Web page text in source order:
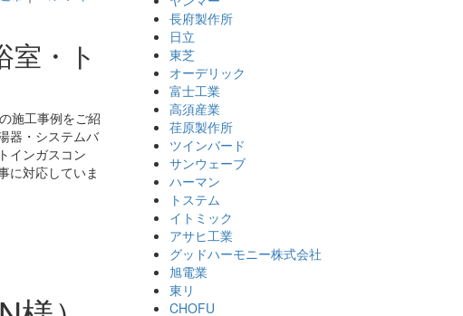
・ト
施工事例をご紹
器・システムバ
インガスコン
に対応していま
長府製作所
日立
東芝
オーデリック
富士工業
高須産業
荏原製作所
ツインバード
サンウェーブ
ハーマン
トステム
イトミック
アサヒ工業
グッドハーモニー株式会社
旭電業
東リ
CHOFU